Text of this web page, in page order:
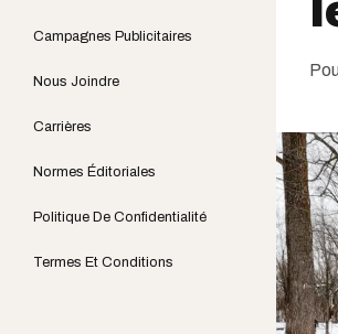
Campagnes Publicitaires
Nous Joindre
Carrières
Normes Éditoriales
Politique De Confidentialité
Termes Et Conditions